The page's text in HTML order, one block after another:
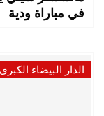
في مباراة ودية
الدار البيضاء الكبرى